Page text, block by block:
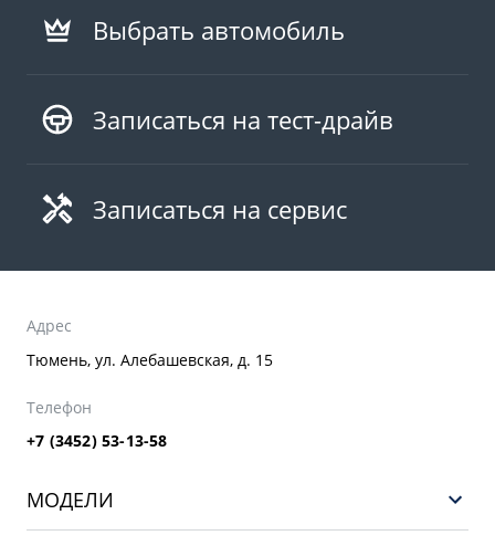
Выбрать автомобиль
Записаться на тест-драйв
Записаться на сервис
Адрес
Тюмень, ул. Алебашевская, д. 15
Телефон
+7 (3452) 53-13-58
МОДЕЛИ